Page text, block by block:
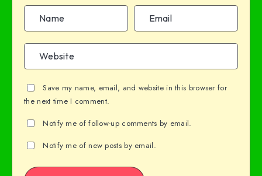
Save my name, email, and website in this browser for
the next time I comment.
Notify me of follow-up comments by email.
Notify me of new posts by email.